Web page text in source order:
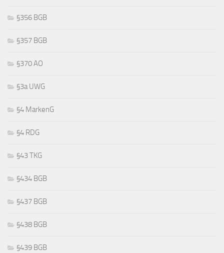
§356 BGB
§357 BGB
§370 AO
§3a UWG
§4 MarkenG
§4 RDG
§43 TKG
§434 BGB
§437 BGB
§438 BGB
§439 BGB